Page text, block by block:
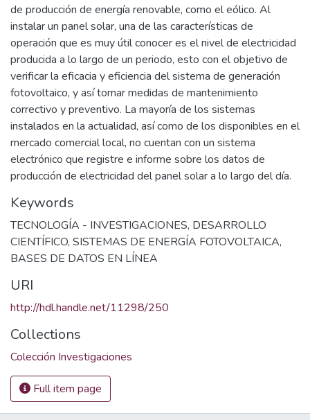
de producción de energía renovable, como el eólico. Al
instalar un panel solar, una de las características de
operación que es muy útil conocer es el nivel de electricidad
producida a lo largo de un periodo, esto con el objetivo de
verificar la eficacia y eficiencia del sistema de generación
fotovoltaico, y así tomar medidas de mantenimiento
correctivo y preventivo. La mayoría de los sistemas
instalados en la actualidad, así como de los disponibles en el
mercado comercial local, no cuentan con un sistema
electrónico que registre e informe sobre los datos de
producción de electricidad del panel solar a lo largo del día.
Keywords
TECNOLOGÍA - INVESTIGACIONES, DESARROLLO
CIENTÍFICO, SISTEMAS DE ENERGÍA FOTOVOLTAICA,
BASES DE DATOS EN LÍNEA
URI
http://hdl.handle.net/11298/250
Collections
Colección Investigaciones
Full item page